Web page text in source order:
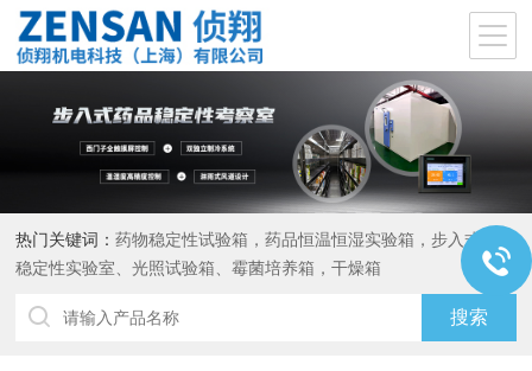
热门关键词：药物稳定性试验箱，药品恒温恒湿实验箱，步入式药品
稳定性实验室、光照试验箱、霉菌培养箱，干燥箱